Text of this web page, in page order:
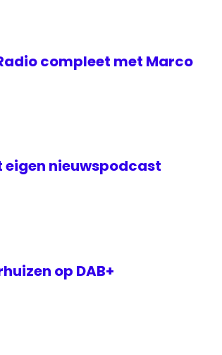
compleet met Marco
eigen nieuwspodcast
op DAB+